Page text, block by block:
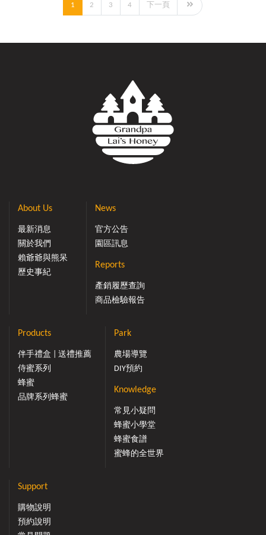
1 2 3 4 下一頁
About Us
最新消息
關於我們
賴爺爺與熊呆
歷史事紀
News
官方公告
園區訊息
Reports
產銷履歷查詢
商品檢驗報告
Products
伴手禮盒 | 送禮推薦
侍蜜系列
蜂蜜
品牌系列蜂蜜
Park
農場導覽
DIY預約
Knowledge
常見小疑問
蜂蜜小學堂
蜂蜜食譜
蜜蜂的全世界
Support
購物說明
預約說明